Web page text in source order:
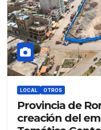
LOCAL OTROS
Provincia de
creación del